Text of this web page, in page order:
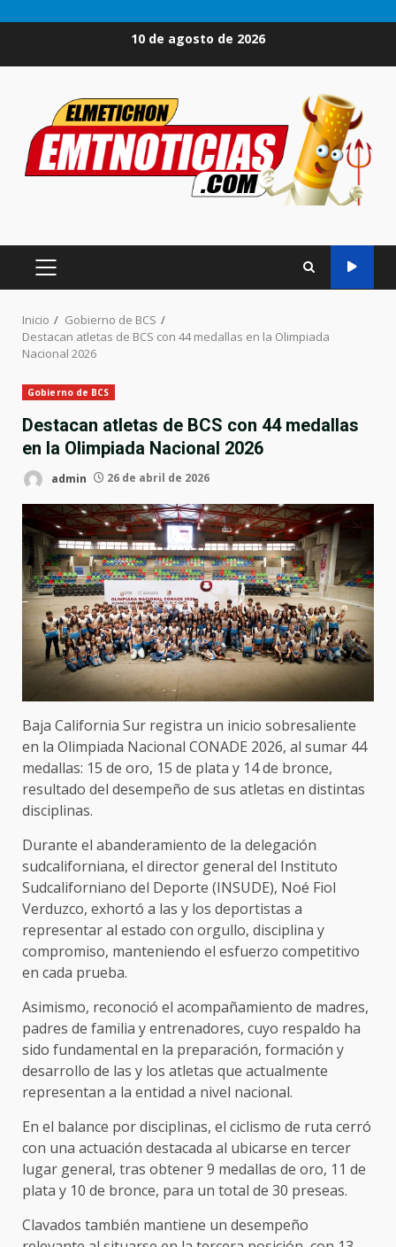
10 de agosto de 2026
MENÚ
PRINCIPAL
Inicio
Gobierno de BCS
Destacan atletas de BCS con 44 medallas en la Olimpiada
Nacional 2026
Gobierno de BCS
Destacan atletas de BCS con 44 medallas
en la Olimpiada Nacional 2026
admin 26 de abril de 2026
Baja California Sur registra un inicio sobresaliente
en la Olimpiada Nacional CONADE 2026, al sumar 44
medallas: 15 de oro, 15 de plata y 14 de bronce,
resultado del desempeño de sus atletas en distintas
disciplinas.
Durante el abanderamiento de la delegación
sudcaliforniana, el director general del Instituto
Sudcaliforniano del Deporte (INSUDE), Noé Fiol
Verduzco, exhortó a las y los deportistas a
representar al estado con orgullo, disciplina y
compromiso, manteniendo el esfuerzo competitivo
en cada prueba.
Asimismo, reconoció el acompañamiento de madres,
padres de familia y entrenadores, cuyo respaldo ha
sido fundamental en la preparación, formación y
desarrollo de las y los atletas que actualmente
representan a la entidad a nivel nacional.
En el balance por disciplinas, el ciclismo de ruta cerró
con una actuación destacada al ubicarse en tercer
lugar general, tras obtener 9 medallas de oro, 11 de
plata y 10 de bronce, para un total de 30 preseas.
Clavados también mantiene un desempeño